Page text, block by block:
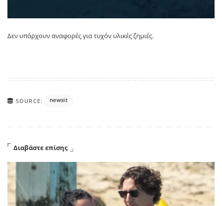
Δεν υπάρχουν αναφορές για τυχόν υλικές ζημιές.
SOURCE: newsit
Διαβάστε επίσης